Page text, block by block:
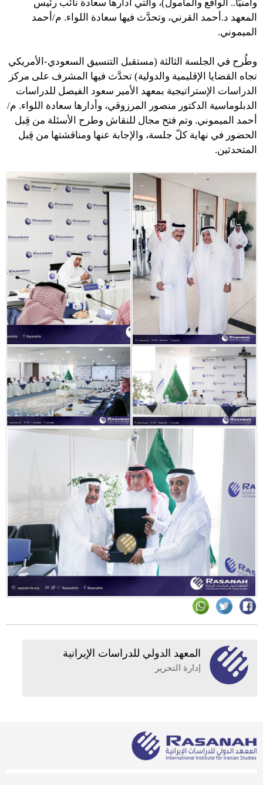
وأمنيًا.. الواقع والمأمول)، والتي أدارها سعادة نائب رئيس
المعهد د.أحمد القرني، وتحدَّث فيها سعادة اللواء. م/أحمد
الميموني.
وطُرح في الجلسة الثالثة (مستقبل التنسيق السعودي-الأمريكي
تجاه القضايا الإقليمية والدولية) تحدَّث فيها المشرف على مركز
الدراسات الإستراتيجية بمعهد الأمير سعود الفيصل للدراسات
الدبلوماسية الدكتور منصور المرزوقي، وأدارها سعادة اللواء. م/
أحمد الميموني. وتم فتح مجال للنقاش وطرح الأسئلة من قِبل
الحضور في نهاية كلّ جلسة، والإجابة عنها ومناقشتها من قِبل
المتحدثين.
المعهد الدولي للدراسات الإيرانية
إدارة التحرير